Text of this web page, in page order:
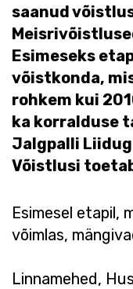
saanud
Esimeseks
võistkonda,
rohkem kui
ka korralduse
Jalgpalli
Võistlusi
Esimesel etapil,
võimlas,
Linnamehed,